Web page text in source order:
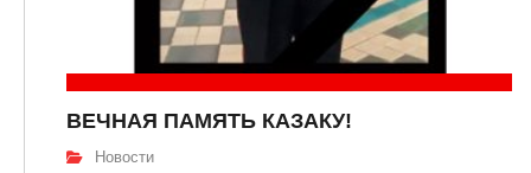
ВЕЧНАЯ ПАМЯТЬ КАЗАКУ!
Новости